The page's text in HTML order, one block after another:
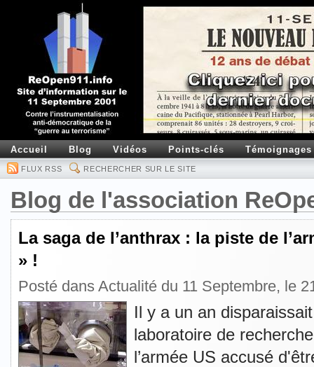
Accueil Blog Vidéos Points-clés Témoignages
FLUX RSS RECHERCHER SUR LE SITE
Blog de l'association
La saga de l’anthrax : la piste de
» !
Posté dans Actualité du 11 Septembre, le
Il y a un an
laboratoire de
l’armée US accusé